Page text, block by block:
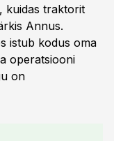
kuidas traktorit
Annus.
istub kodus oma
operatsiooni
on